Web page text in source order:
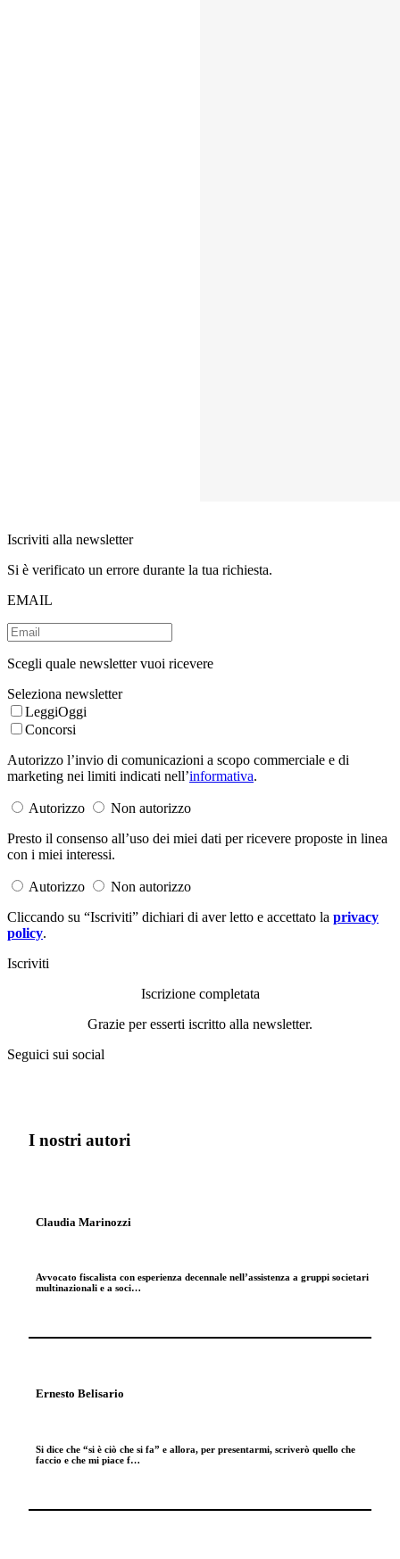
Iscriviti alla newsletter
Si è verificato un errore durante la tua richiesta.
EMAIL
Scegli quale newsletter vuoi ricevere
Seleziona newsletter
LeggiOggi
Concorsi
Autorizzo l’invio di comunicazioni a scopo commerciale e di
marketing nei limiti indicati nell’informativa.
Autorizzo
Non autorizzo
Presto il consenso all’uso dei miei dati per ricevere proposte in linea
con i miei interessi.
Autorizzo
Non autorizzo
Cliccando su “Iscriviti” dichiari di aver letto e accettato la privacy
policy.
Iscriviti
Iscrizione completata
Grazie per esserti iscritto alla newsletter.
Seguici sui social
I nostri autori
Claudia Marinozzi
Avvocato fiscalista con esperienza decennale nell’assistenza a gruppi societari
multinazionali e a soci…
Ernesto Belisario
Si dice che “si è ciò che si fa” e allora, per presentarmi, scriverò quello che
faccio e che mi piace f…